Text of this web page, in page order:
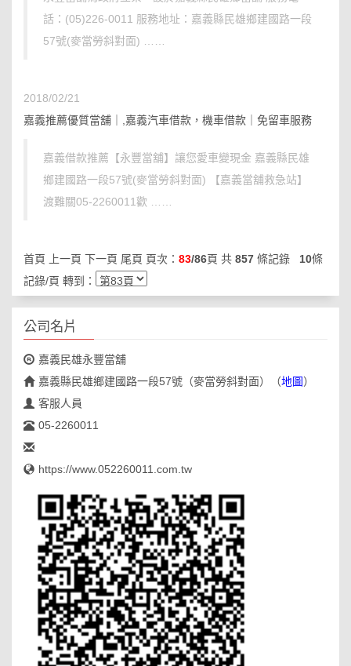
話：(05)226-0011 服務地址：嘉義縣民雄鄉建國路一段
57號(麥當勞斜對面) ……
2018/02/21
嘉義推薦優質當舖｜,嘉義汽車借款，機車借款｜免留車服務
嘉義借款推薦【永豐當舖】讓您愛車變現金 嘉義縣民雄
鄉建國路一段57號(麥當勞斜對面) 【嘉義當舖救急站】
渡難關05-2260011歡 ……
首頁 上一頁 下一頁 尾頁 頁次： 83/86頁 共 857 條記錄 10條
記錄/頁 轉到：
公司名片
嘉義民雄永豐當舖
嘉義縣民雄鄉建國路一段57號（麥當勞斜對面）
（地圖）
客服人員
05-2260011
https://www.052260011.com.tw